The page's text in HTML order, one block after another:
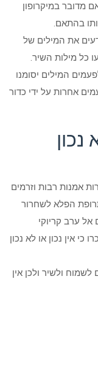
מדובר במיקרופון
בהתאם.
את המילים של
כל מילות השיר.
המילים יסומנו
אחרות על ידי כדור
נכון
אמנות רבות וזרמים
הפלא לשחרור
ערב קריוקי
אין נכון או לא נכון
ולשיר ולכן אין